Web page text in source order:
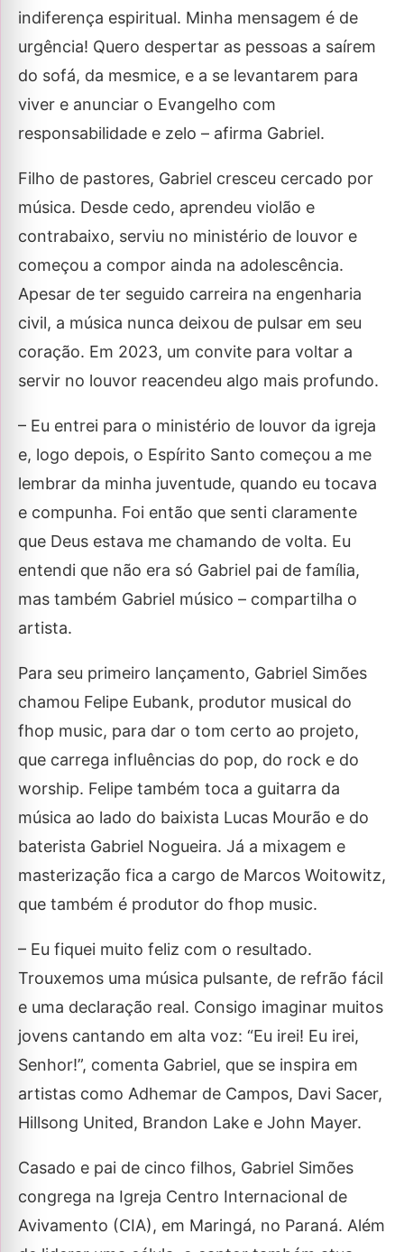
indiferença espiritual. Minha mensagem é de
urgência! Quero despertar as pessoas a saírem
do sofá, da mesmice, e a se levantarem para
viver e anunciar o Evangelho com
responsabilidade e zelo – afirma Gabriel.
Filho de pastores, Gabriel cresceu cercado por
música. Desde cedo, aprendeu violão e
contrabaixo, serviu no ministério de louvor e
começou a compor ainda na adolescência.
Apesar de ter seguido carreira na engenharia
civil, a música nunca deixou de pulsar em seu
coração. Em 2023, um convite para voltar a
servir no louvor reacendeu algo mais profundo.
– Eu entrei para o ministério de louvor da igreja
e, logo depois, o Espírito Santo começou a me
lembrar da minha juventude, quando eu tocava
e compunha. Foi então que senti claramente
que Deus estava me chamando de volta. Eu
entendi que não era só Gabriel pai de família,
mas também Gabriel músico – compartilha o
artista.
Para seu primeiro lançamento, Gabriel Simões
chamou Felipe Eubank, produtor musical do
fhop music, para dar o tom certo ao projeto,
que carrega influências do pop, do rock e do
worship. Felipe também toca a guitarra da
música ao lado do baixista Lucas Mourão e do
baterista Gabriel Nogueira. Já a mixagem e
masterização fica a cargo de Marcos Woitowitz,
que também é produtor do fhop music.
– Eu fiquei muito feliz com o resultado.
Trouxemos uma música pulsante, de refrão fácil
e uma declaração real. Consigo imaginar muitos
jovens cantando em alta voz: “Eu irei! Eu irei,
Senhor!”, comenta Gabriel, que se inspira em
artistas como Adhemar de Campos, Davi Sacer,
Hillsong United, Brandon Lake e John Mayer.
Casado e pai de cinco filhos, Gabriel Simões
congrega na Igreja Centro Internacional de
Avivamento (CIA), em Maringá, no Paraná. Além